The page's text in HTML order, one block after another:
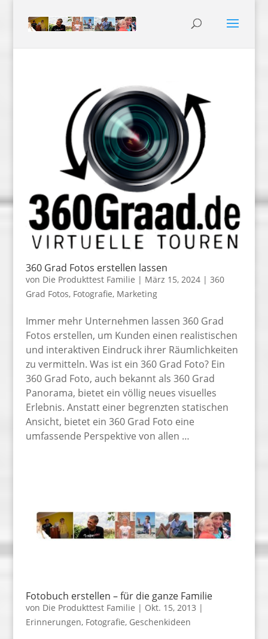
360 Grad Fotos erstellen lassen
von Die Produkttest Familie | März 15, 2024| 360
Grad Fotos, Fotografie, Marketing
Immer mehr Unternehmen lassen 360 Grad
Fotos erstellen, um Kunden einen realistischen
und interaktiven Eindruck ihrer Räumlichkeiten
zu vermitteln. Was ist ein 360 Grad Foto? Ein
360 Grad Foto, auch bekannt als 360 Grad
Panorama, bietet ein völlig neues visuelles
Erlebnis. Anstatt einer begrenzten statischen
Ansicht, bietet ein 360 Grad Foto eine
umfassende Perspektive von allen …
Fotobuch erstellen – für die ganze Familie
von Die Produkttest Familie | Okt. 15, 2013 |
Erinnerungen, Fotografie, Geschenkideen